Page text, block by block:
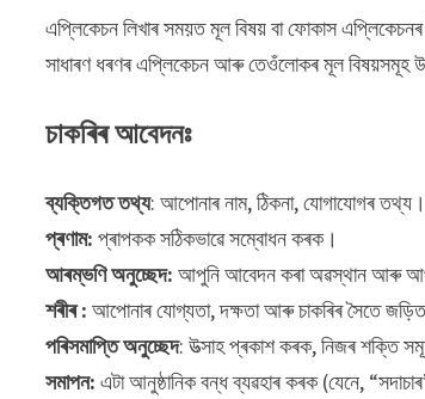
এপ্লিকেচন লিখাৰ সময়ত মূল বিষয় বা ফোকাস
সাধাৰণ ধৰণৰ এপ্লিকেচন আৰু তেওঁলোকৰ মূল বিষয়সমূহ
চাকৰিৰ আবেদনঃ
ব্যক্তিগত তথ্য: আপোনাৰ নাম, ঠিকনা, যোগাযোগৰ তথ্য।
প্ৰণাম: প্ৰাপকক সঠিকভাৱে সম্বোধন কৰক।
আৰম্ভণি অনুচ্ছেদ: আপুনি আবেদন কৰা অৱস্থান আৰু
শৰীৰ : আপোনাৰ যোগ্যতা, দক্ষতা আৰু চাকৰিৰ সৈতে
পৰিসমাপ্তি অনুচ্ছেদ: উত্সাহ প্ৰকাশ কৰক, নিজৰ শক্তি
সমাপন: এটা আনুষ্ঠানিক বন্ধ ব্যৱহাৰ কৰক (যেনে,